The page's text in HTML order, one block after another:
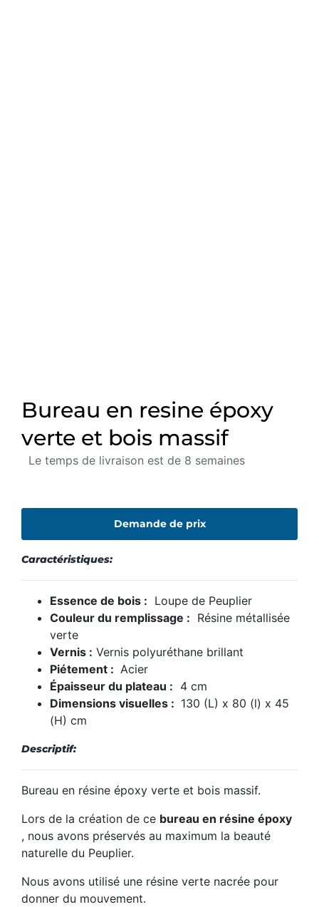
Bureau en resine époxy
verte et bois massif
Le temps de livraison est de 8 semaines
Demande de prix
Caractéristiques:
Essence de bois : Loupe de Peuplier
Couleur du remplissage : Résine métallisée
verte
Vernis : Vernis polyuréthane brillant
Piétement : Acier
Épaisseur du plateau : 4 cm
Dimensions visuelles : 130 (L) x 80 (l) x 45
(H) cm
Descriptif:
Bureau en résine époxy verte et bois massif.
Lors de la création de ce bureau en résine époxy
, nous avons préservés au maximum la beauté
naturelle du Peuplier.
Nous avons utilisé une résine verte nacrée pour
donner du mouvement.